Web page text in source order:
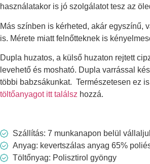
használatakor is jó szolgálatot tesz az
Más színben is kérheted, akár egyszínű,
is. Mérete miatt felnőtteknek is
Dupla huzatos, a külső huzaton rejtett
levehető és mosható. Dupla varrással
többi babzsákunkat. Természetesen ez
töltőanyagot itt találsz hozzá.
Szállítás: 7 munkanapon belül
Anyag: kevertszálas anyag 65%
Töltőnyag: Polisztirol gyöngy